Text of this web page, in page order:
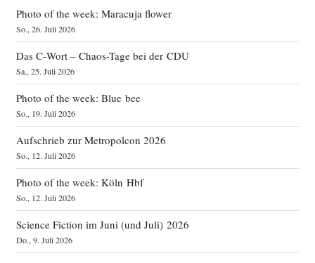
Photo of the week: Maracuja flower
So., 26. Juli 2026
Das C‑Wort – Chaos-Tage bei der CDU
Sa., 25. Juli 2026
Photo of the week: Blue bee
So., 19. Juli 2026
Aufschrieb zur Metropolcon 2026
So., 12. Juli 2026
Photo of the week: Köln Hbf
So., 12. Juli 2026
Science Fiction im Juni (und Juli) 2026
Do., 9. Juli 2026